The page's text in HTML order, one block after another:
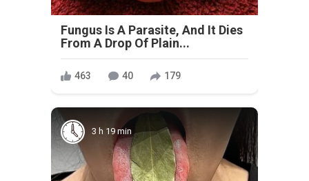
Fungus Is A Parasite, And It Dies
From A Drop Of Plain...
463 40 179
3 h 19 min